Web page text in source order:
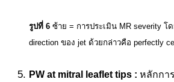
รูปที่ 6 ซ้าย = การประเมิน MR severity โ
direction ของ jet ด้วยกล่าวคือ perfectly
PW at mitral leaflet tips : หลักกา